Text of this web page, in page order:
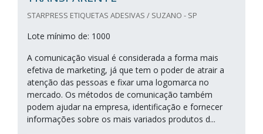
STARPRESS ETIQUETAS ADESIVAS / SUZANO - SP
Lote mínimo de: 1000
A comunicação visual é considerada a forma mais
efetiva de marketing, já que tem o poder de atrair a
atenção das pessoas e fixar uma logomarca no
mercado. Os métodos de comunicação também
podem ajudar na empresa, identificação e fornecer
informações sobre os mais variados produtos d...